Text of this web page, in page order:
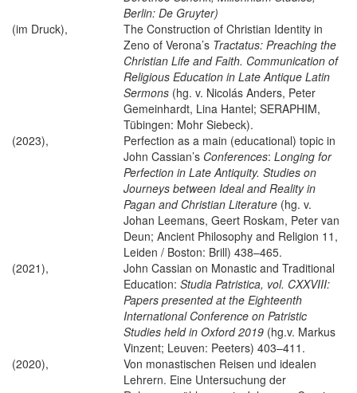
Berlin: De Gruyter)
(im Druck),
The Construction of Christian Identity in
Zeno of Verona’s Tractatus: Preaching the
Christian Life and Faith. Communication of
Religious Education in Late Antique Latin
Sermons (hg. v. Nicolás Anders, Peter
Gemeinhardt, Lina Hantel; SERAPHIM,
Tübingen: Mohr Siebeck).
(2023),
Perfection as a main (educational) topic in
John Cassian’s Conferences: Longing for
Perfection in Late Antiquity. Studies on
Journeys between Ideal and Reality in
Pagan and Christian Literature (hg. v.
Johan Leemans, Geert Roskam, Peter van
Deun; Ancient Philosophy and Religion 11,
Leiden / Boston: Brill) 438–465.
(2021),
John Cassian on Monastic and Traditional
Education: Studia Patristica, vol. CXXVIII:
Papers presented at the Eighteenth
International Conference on Patristic
Studies held in Oxford 2019 (hg.v. Markus
Vinzent; Leuven: Peeters) 403–411.
(2020),
Von monastischen Reisen und idealen
Lehrern. Eine Untersuchung der